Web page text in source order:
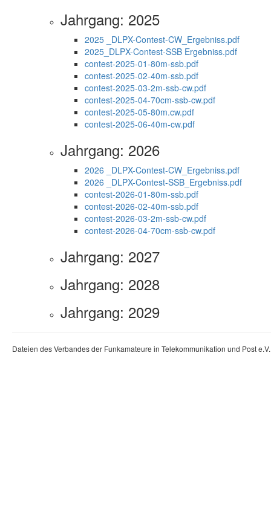
Jahrgang: 2025
2025 _DLPX-Contest-CW_Ergebniss.pdf
2025_DLPX-Contest-SSB Ergebniss.pdf
contest-2025-01-80m-ssb.pdf
contest-2025-02-40m-ssb.pdf
contest-2025-03-2m-ssb-cw.pdf
contest-2025-04-70cm-ssb-cw.pdf
contest-2025-05-80m.cw.pdf
contest-2025-06-40m-cw.pdf
Jahrgang: 2026
2026 _DLPX-Contest-CW_Ergebniss.pdf
2026 _DLPX-Contest-SSB_Ergebniss.pdf
contest-2026-01-80m-ssb.pdf
contest-2026-02-40m-ssb.pdf
contest-2026-03-2m-ssb-cw.pdf
contest-2026-04-70cm-ssb-cw.pdf
Jahrgang: 2027
Jahrgang: 2028
Jahrgang: 2029
Dateien des Verbandes der Funkamateure in Telekommunikation und Post